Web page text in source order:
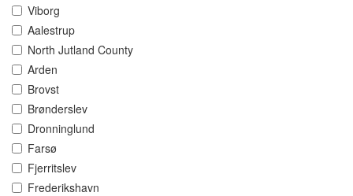
Viborg
Aalestrup
North Jutland County
Arden
Brovst
Brønderslev
Dronninglund
Farsø
Fjerritslev
Frederikshavn